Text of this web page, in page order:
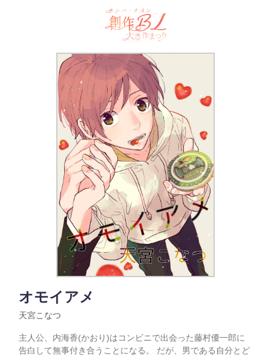
オモイアメ
天宮こなつ
主人公、内海香(かおり)はコンビニで出会った藤村優一郎に
告白して無事付き合うことになる。 だが、男である自分とど